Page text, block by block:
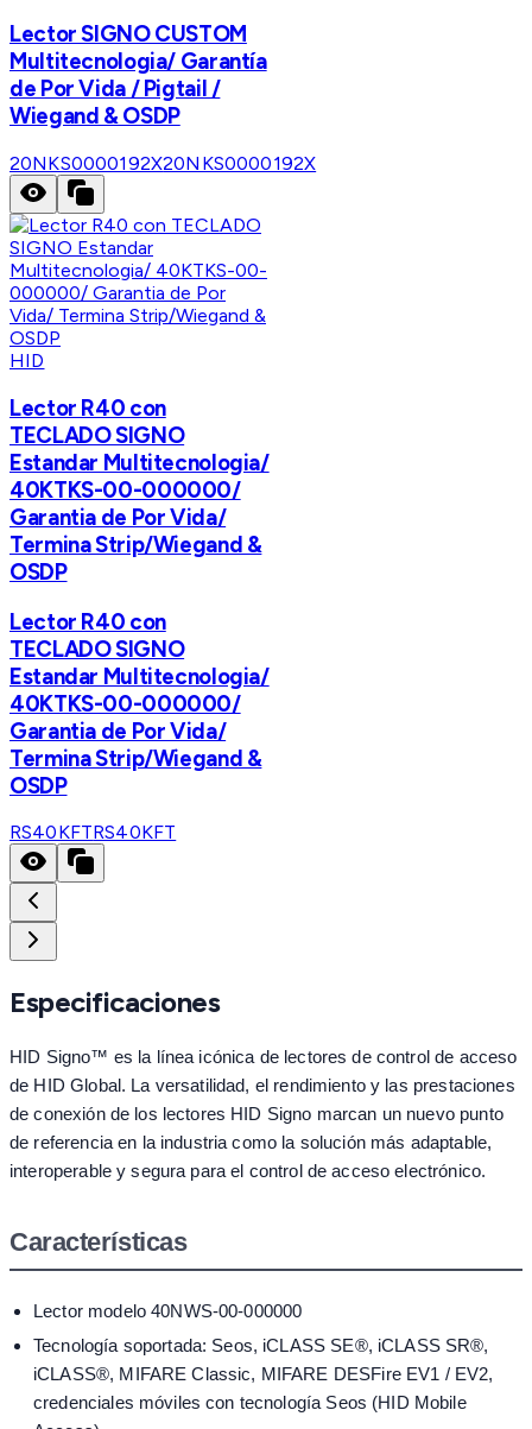
Lector SIGNO CUSTOM
Multitecnologia/ Garantía
de Por Vida / Pigtail /
Wiegand & OSDP
20NKS0000192X20NKS0000192X
HID
Lector R40 con
TECLADO SIGNO
Estandar Multitecnologia/
40KTKS-00-000000/
Garantia de Por Vida/
Termina Strip/Wiegand &
OSDP
Lector R40 con
TECLADO SIGNO
Estandar Multitecnologia/
40KTKS-00-000000/
Garantia de Por Vida/
Termina Strip/Wiegand &
OSDP
RS40KFTRS40KFT
Especificaciones
HID Signo™ es la línea icónica de lectores de control de acceso
de HID Global. La versatilidad, el rendimiento y las prestaciones
de conexión de los lectores HID Signo marcan un nuevo punto
de referencia en la industria como la solución más adaptable,
interoperable y segura para el control de acceso electrónico.
Características
Lector modelo 40NWS-00-000000
Tecnología soportada: Seos, iCLASS SE®, iCLASS SR®,
iCLASS®, MIFARE Classic, MIFARE DESFire EV1 / EV2,
credenciales móviles con tecnología Seos (HID Mobile